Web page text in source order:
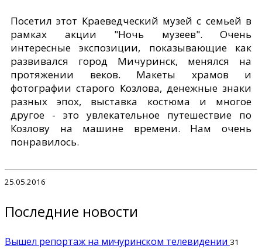
Посетил этот Краеведческий музей с семьей в
рамках акции "Ночь музеев". Очень
интересные экспозиции, показывающие как
развивался город Мичуринск, менялся на
протяжении веков. Макеты храмов и
фотографии старого Козлова, денежные знаки
разных эпох, выставка костюма и многое
другое - это увлекательное путешествие по
Козлову на машине времени. Нам очень
понравилось.
25.05.2016
Последние новости
Вышел репортаж на мичуринском телевидении 31